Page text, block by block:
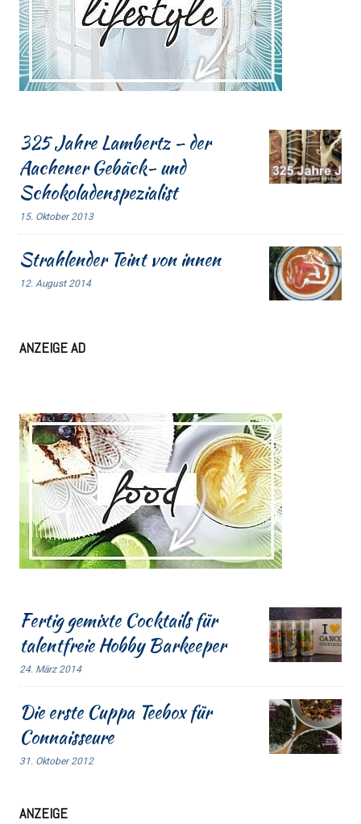
325 Jahre Lambertz – der
Aachener Gebäck- und
Schokoladenspezialist
15. Oktober 2013
Strahlender Teint von innen
12. August 2014
ANZEIGE AD
Fertig gemixte Cocktails für
talentfreie Hobby Barkeeper
24. März 2014
Die erste Cuppa Teebox für
Connaisseure
31. Oktober 2012
ANZEIGE